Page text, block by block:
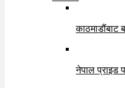
काठमाडौंबाट
नेपाल प्राइड